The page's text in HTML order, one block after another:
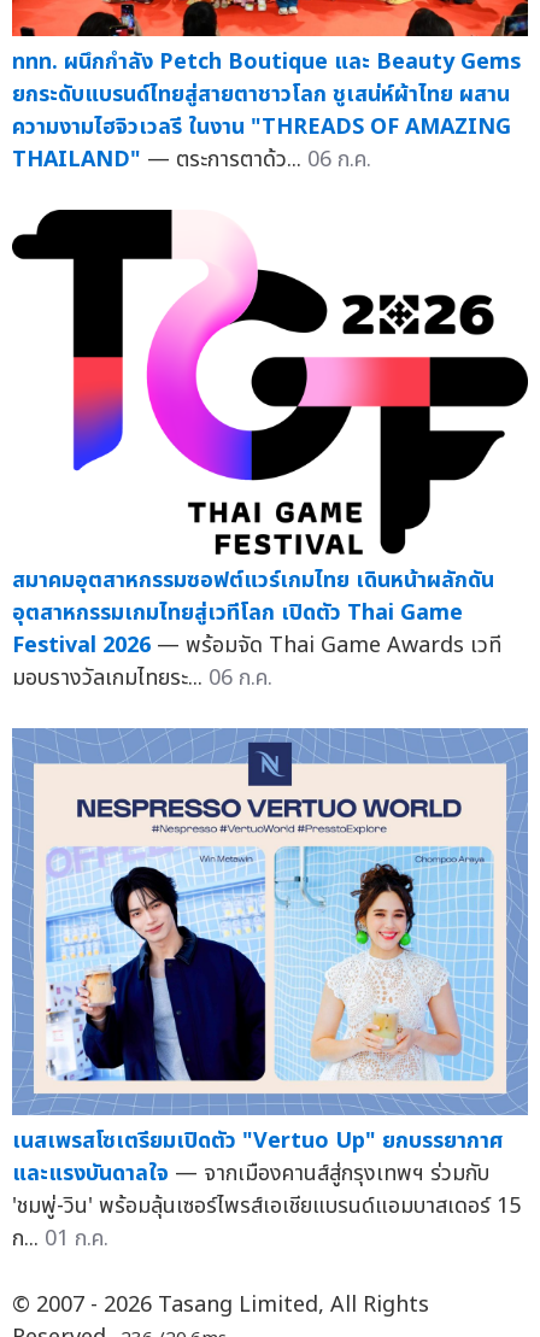
ททท. ผนึกกำลัง Petch Boutique และ Beauty Gems
ยกระดับแบรนด์ไทยสู่สายตาชาวโลก ชูเสน่ห์ผ้าไทย ผสาน
ความงามไฮจิวเวลรี ในงาน "THREADS OF AMAZING
THAILAND" — ตระการตาด้ว... 06 ก.ค.
สมาคมอุตสาหกรรมซอฟต์แวร์เกมไทย เดินหน้าผลักดัน
อุตสาหกรรมเกมไทยสู่เวทีโลก เปิดตัว Thai Game
Festival 2026 — พร้อมจัด Thai Game Awards เวที
มอบรางวัลเกมไทยระ... 06 ก.ค.
เนสเพรสโซเตรียมเปิดตัว "Vertuo Up" ยกบรรยากาศ
และแรงบันดาลใจ — จากเมืองคานส์สู่กรุงเทพฯ ร่วมกับ
'ชมพู่-วิน' พร้อมลุ้นเซอร์ไพรส์เอเชียแบรนด์แอมบาสเดอร์ 15
ก... 01 ก.ค.
© 2007 - 2026 Tasang Limited, All Rights